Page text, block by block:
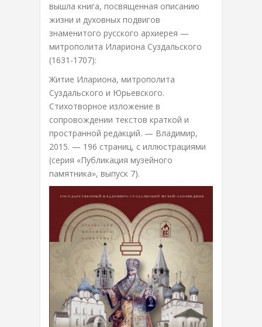
вышла книга, посвященная описанию
жизни и духовных подвигов
знаменитого русского архиерея —
митрополита Илариона Суздальского
(1631-1707):
Житие Илариона, митрополита
Суздальского и Юрьевского.
Стихотворное изложение в
сопровождении текстов краткой и
пространной редакций. — Владимир,
2015. — 196 страниц, с иллюстрациями
(серия «Публикация музейного
памятника», выпуск 7).